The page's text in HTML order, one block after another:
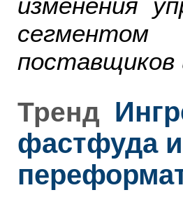
поставщиков
Тренд
фастфуда